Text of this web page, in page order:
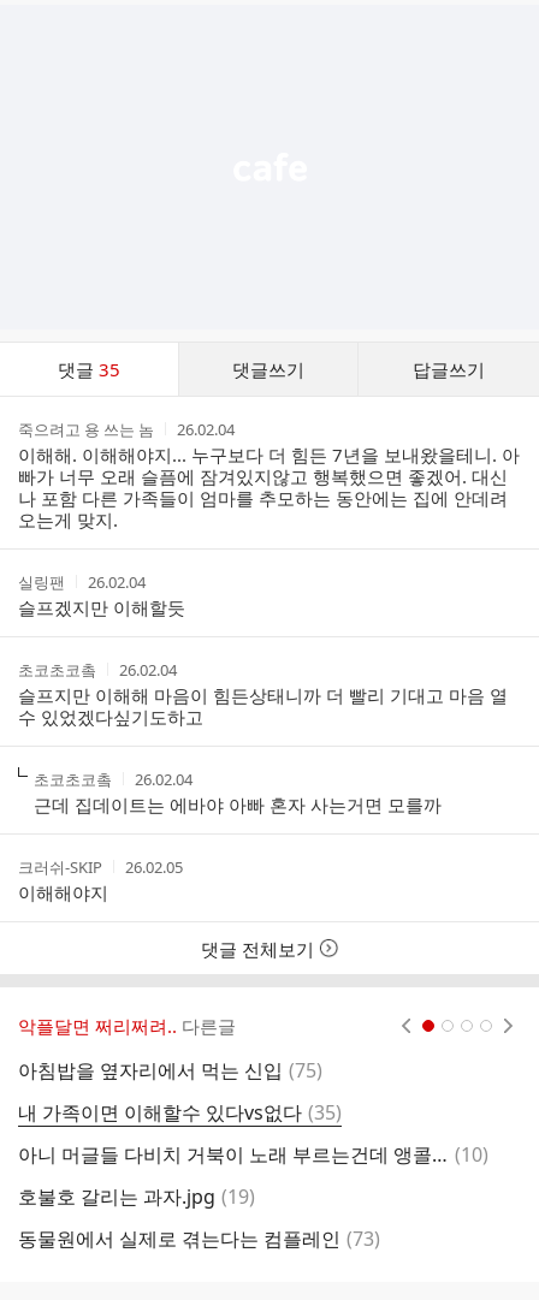
댓글35 댓글쓰기 답글쓰기
작
성
자
죽으려고 용 쓰는 놈
작
시
간
26.02.04
이해해. 이해해야지... 누구보다 더 힘든 7년을 보내왔을테니. 아
빠가 너무 오래 슬픔에 잠겨있지않고 행복했으면 좋겠어. 대신
나 포함 다른 가족들이 엄마를 추모하는 동안에는 집에 안데려
오는게 맞지.
작
성
자
실링팬
작
성
시
간
26.02.04
슬프겠지만 이해할듯
작
성
자
초코초코촠
작
성
시
간
26.02.04
슬프지만 이해해 마음이 힘든상태니까 더 빨리 기대고 마음 열
수 있었겠다싶기도하고
작
성
자
초코초코촠
작
성
시
간
26.02.04
근데 집데이트는 에바야 아빠 혼자 사는거면 모를까
작
성
자
크러쉬-SKIP
작
간
26.02.05
이해해야지
댓글 전체보기
악플달면 쩌리쩌려.. 다른글
아침밥을 옆자리에서 먹는 신입 댓
(75)
내 가족이면 이해할수 있다vs없다 댓
글
(35)
아니 머글들 다비치 거북이 노래 부르는건데 앵콜 앵콜 외치다가 거북이 거북이 거북이 ㅇㅈㄹ함 댓
(10)
호불호 갈리는 과자.jpg 댓
(19)
동물원에서 실제로 겪는다는 컴플레인 댓
(73)